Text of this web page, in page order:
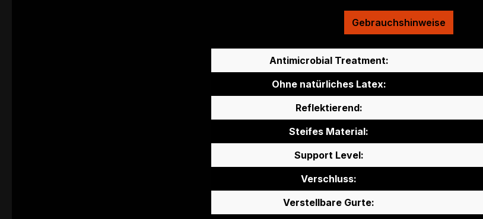
Gebrauchshinweise
Antimicrobial Treatment:
Ohne natürliches Latex:
Reflektierend:
Steifes Material:
Support Level:
Verschluss:
Verstellbare Gurte: